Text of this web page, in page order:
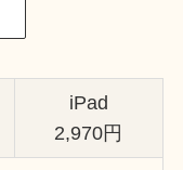
iPad
2,970円